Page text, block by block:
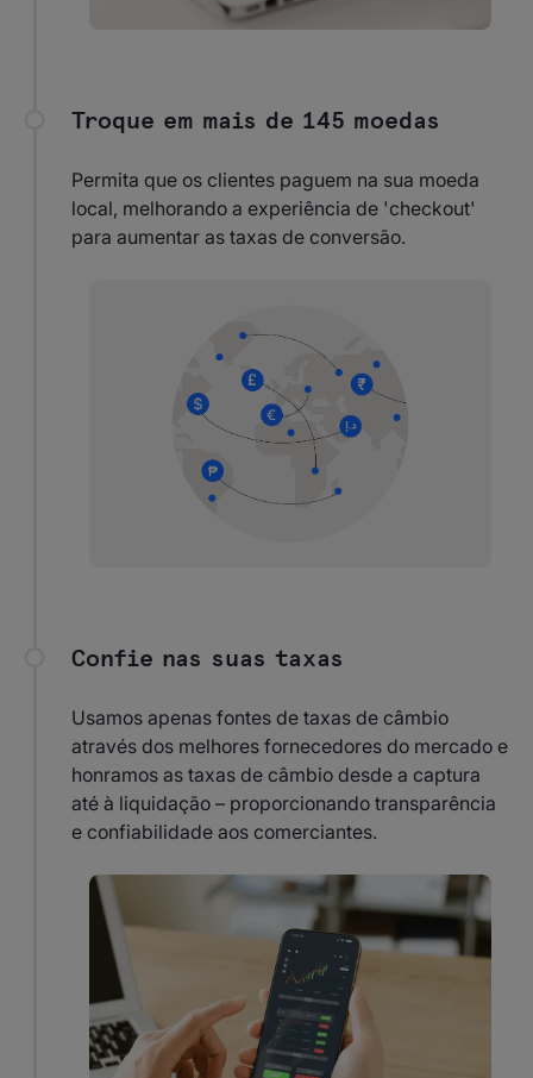
Troque em mais de 145 moedas
Permita que os clientes paguem na sua moeda
local, melhorando a experiência de 'checkout'
para aumentar as taxas de conversão.
Confie nas suas taxas
Usamos apenas fontes de taxas de câmbio
através dos melhores fornecedores do mercado e
honramos as taxas de câmbio desde a captura
até à liquidação – proporcionando transparência
e confiabilidade aos comerciantes.